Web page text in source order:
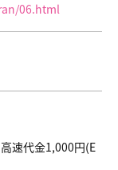
06.html
速代金1,000円(E